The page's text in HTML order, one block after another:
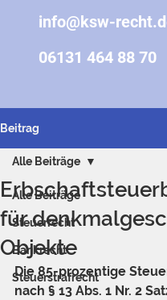
info@ksw-
06131 464 88 70
Beitrag
Alle Beiträge
Steuerrecht
Bankrecht
Steuerstrafrecht
Alle Beiträge
für
Objekte
Die 85-prozentige
nach § 13 Abs. 1 Nr. 2